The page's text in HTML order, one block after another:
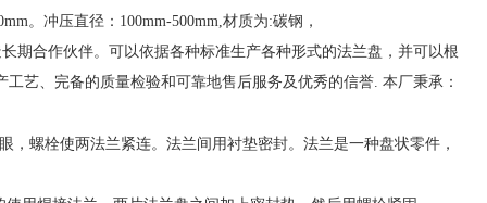
。冲压直径： 100mm-500mm,材质为:碳钢，
期合作伙伴。可以依据各种标准生产各种形式的法兰盘，并可以根
工艺、完备的质量检验和可靠地售后服务及优秀的信誉. 本厂秉承：
螺栓使两法兰紧连。法兰间用衬垫密封。法兰是一种盘状零件，